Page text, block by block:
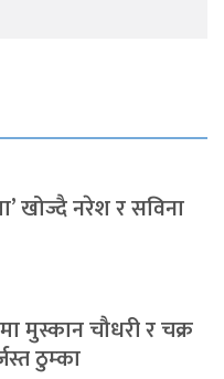
खोज्दै नरेश र सविना
मुस्कान चौधरी र चक्र
ठुम्का